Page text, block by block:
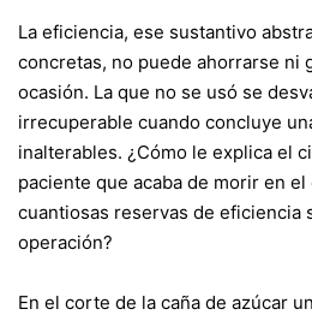
La eficiencia, ese sustantivo
concretas, no puede ahorrarse ni
ocasión. La que no se usó se
irrecuperable cuando concluye
inalterables. ¿Cómo le explica el
paciente que acaba de morir en
cuantiosas reservas de eficiencia
operación?
En el corte de la caña de azúcar